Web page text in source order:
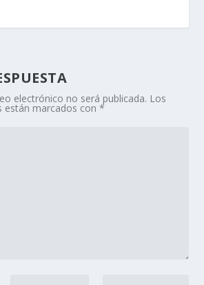
electrónico no será publicada. Los
están marcados con*